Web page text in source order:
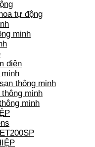
tự động
minh
điện
thông minh
minh
minh